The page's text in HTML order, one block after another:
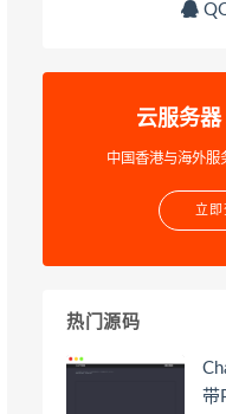
云服务
中国香港与海外
立即
热门源码
带